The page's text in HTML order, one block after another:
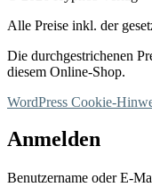
Alle Preise inkl. der
Die durchgestrichenen
diesem Online-Shop.
WordPress Cookie-
Anmelden
Benutzername oder E-